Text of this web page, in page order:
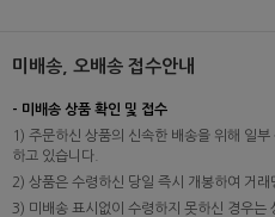
미배송, 오배송 접수안내
- 미배송 상품 확인 및 접수
1) 주문하신 상품의 신속한 배송을 위해 일
하고 있습니다.
2) 상품은 수령하신 당일 즉시 개봉하여 거
3) 미배송 표시없이 수령하지 못하신 경우는